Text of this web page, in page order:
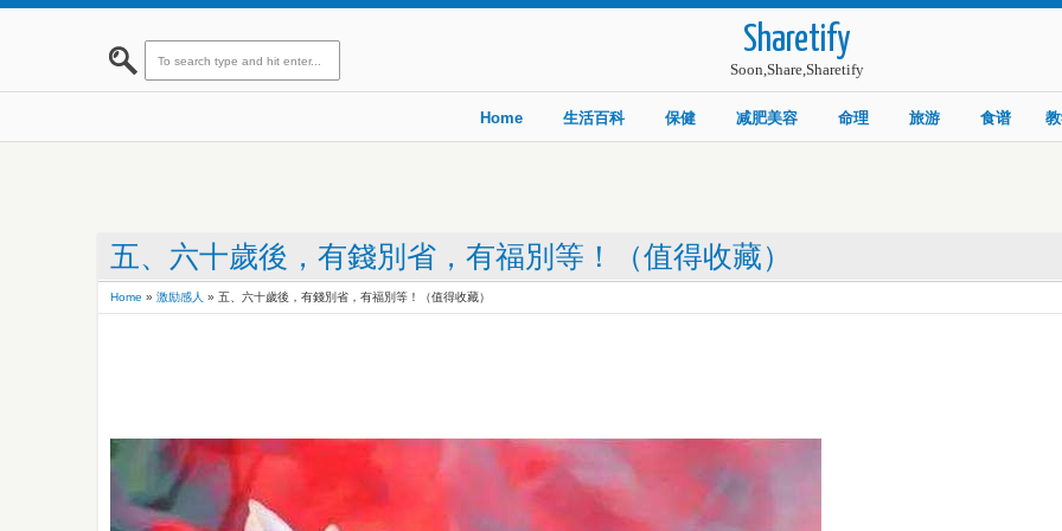
Sharetify
Soon,Share,Sharetify
Home 生活百科 保健 减肥美容 命理 旅游 食谱
五、六十歲後，有錢別省，有福別等！（值得收藏）
Home » 激励感人 » 五、六十歲後，有錢別省，有福別等！（值得收藏）